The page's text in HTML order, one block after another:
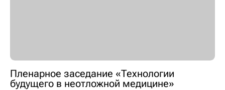
Пленарное заседание «Технологии
будущего в неотложной медицине»